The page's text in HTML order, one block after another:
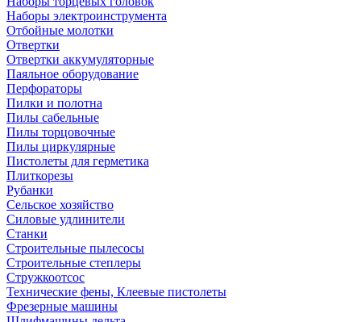
Наборы электроинструмента
Отбойные молотки
Отвертки
Отвертки аккумуляторные
Паяльное оборудование
Перфораторы
Пилки и полотна
Пилы сабельные
Пилы торцовочные
Пилы циркулярные
Пистолеты для герметика
Плиткорезы
Рубанки
Сельское хозяйство
Силовые удлинители
Станки
Строительные пылесосы
Строительные степлеры
Стружкоотсос
Технические фены, Клеевые пистолеты
Фрезерные машины